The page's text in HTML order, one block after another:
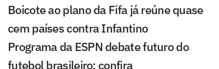
Boicote ao plano da Fifa já reúne quase
cem países contra Infantino
Programa da ESPN debate futuro do
futebol brasileiro; confira